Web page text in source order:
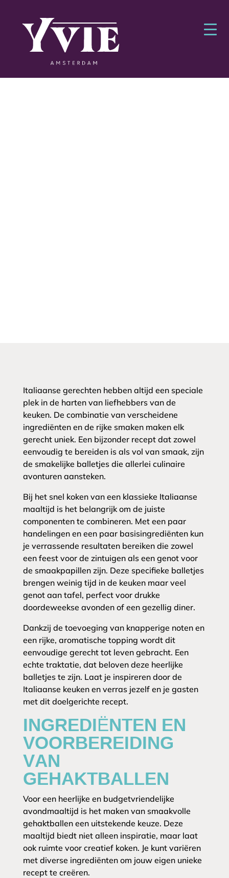
Italiaanse gerechten hebben altijd een speciale
plek in de harten van liefhebbers van de
keuken. De combinatie van verscheidene
ingrediënten en de rijke smaken maken elk
gerecht uniek. Een bijzonder recept dat zowel
eenvoudig te bereiden is als vol van smaak, zijn
de smakelijke balletjes die allerlei culinaire
avonturen aansteken.
Bij het snel koken van een klassieke Italiaanse
maaltijd is het belangrijk om de juiste
componenten te combineren. Met een paar
handelingen en een paar basisingrediënten kun
je verrassende resultaten bereiken die zowel
een feest voor de zintuigen als een genot voor
de smaakpapillen zijn. Deze specifieke balletjes
brengen weinig tijd in de keuken maar veel
genot aan tafel, perfect voor drukke
doordeweekse avonden of een gezellig diner.
Dankzij de toevoeging van knapperige noten en
een rijke, aromatische topping wordt dit
eenvoudige gerecht tot leven gebracht. Een
echte traktatie, dat beloven deze heerlijke
balletjes te zijn. Laat je inspireren door de
Italiaanse keuken en verras jezelf en je gasten
met dit doelgerichte recept.
INGREDIËNTEN EN
VOORBEREIDING
VAN
GEHAKTBALLEN
Voor een heerlijke en budgetvriendelijke
avondmaaltijd is het maken van smaakvolle
gehaktballen een uitstekende keuze. Deze
maaltijd biedt niet alleen inspiratie, maar laat
ook ruimte voor creatief koken. Je kunt variëren
met diverse ingrediënten om jouw eigen unieke
recept te creëren.